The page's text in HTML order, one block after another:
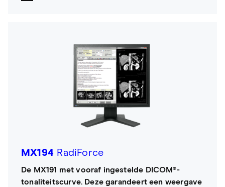
MX194 RadiForce
De MX191 met vooraf ingestelde DICOM®-
tonaliteitscurve. Deze garandeert een weergave